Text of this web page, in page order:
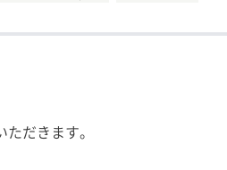
だきます。